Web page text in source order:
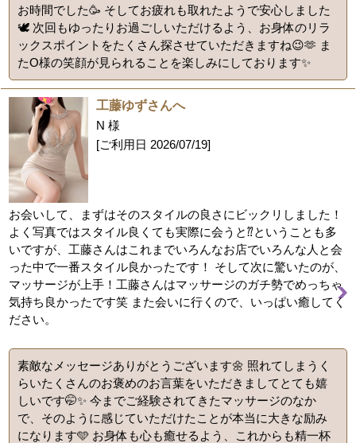
お時間でした🥳 そしてお疲れも取れたようで安心しました
🕊️ 次回もゆったりお過ごしいただけるよう、お身体のリラ
ックスポイントをたくさん探させていただきますね😉🫶 ま
たO様の笑顔が見られることを楽しみにしております✨
工藤ゆずさんへ
N 様
[ご利用日 2026/07/19]
お会いして、まずはそのスタイルの良さにビックリしました！
よく写真ではスタイル良くても実際に会うと⁇ということも多
いですが、工藤さんはこれまでいろんなお店でいろんな人と会
った中で一番スタイル良かったです！ そして次に驚いたのが、
マッサージが上手！工藤さんはマッサージのガチ勢でめっちゃ
気持ち良かったです笑 また会いに行くので、いっぱい癒してく
ださい。
素敵なメッセージありがとうございます🌼 照れてしまうく
らいたくさんのお褒めのお言葉をいただきましてとても嬉
しいです🤭✨️ 今までご経験されてきたマッサージのなか
で、そのように感じていただけたことが本当に大きな励み
になります🩵 お身体も心も癒せるよう、これからも精一杯